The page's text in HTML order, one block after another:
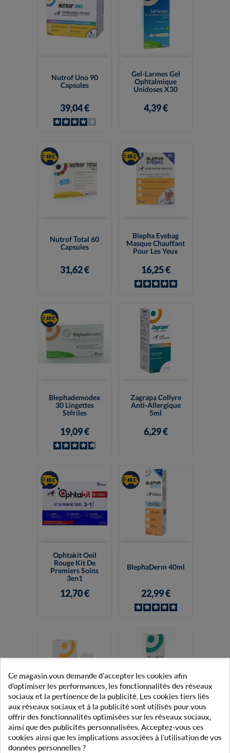
Nutrof Uno 90
Capsules
39,04 €
Gel-Larmes Gel
Ophtalmique
Unidoses X30
4,39 €
Nutrof Total 60
Capsules
31,62 €
Blepha Eyebag
Masque Chauffant
Pour Les Yeux
16,25 €
Blephademodex
30 Lingettes
Stériles
19,09 €
Zagrapa Collyre
Anti-Allergique
5ml
6,29 €
Ophtakit Oeil
Rouge Kit De
Premiers Soins
3en1
12,70 €
BlephaDerm 40ml
22,99 €
Cromabak
20mg/ml Collyre
10 Ml
Siccafluid 2,5mg/g
Gel Ophtalmique
10g
Ce magasin vous demande d'accepter les cookies afin
d'optimiser les performances, les fonctionnalités des réseaux
sociaux et la pertinence de la publicité. Les cookies tiers liés
aux réseaux sociaux et à la publicité sont utilisés pour vous
offrir des fonctionnalités optimisées sur les réseaux sociaux,
ainsi que des publicités personnalisées. Acceptez-vous ces
cookies ainsi que les implications associées à l'utilisation de vos
données personnelles ?